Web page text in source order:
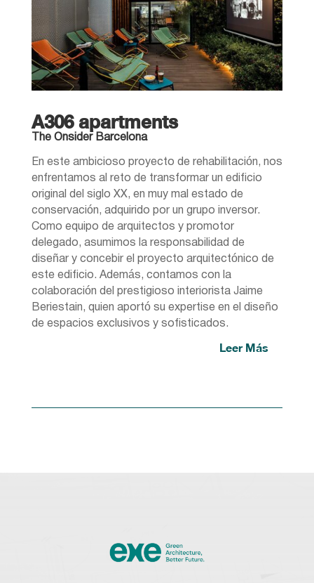
A306 apartments
The Onsider Barcelona
En este ambicioso proyecto de rehabilitación, nos
enfrentamos al reto de transformar un edificio
original del siglo XX, en muy mal estado de
conservación, adquirido por un grupo inversor.
Como equipo de arquitectos y promotor
delegado, asumimos la responsabilidad de
diseñar y concebir el proyecto arquitectónico de
este edificio. Además, contamos con la
colaboración del prestigioso interiorista Jaime
Beriestain, quien aportó su expertise en el diseño
de espacios exclusivos y sofisticados.
Leer Más